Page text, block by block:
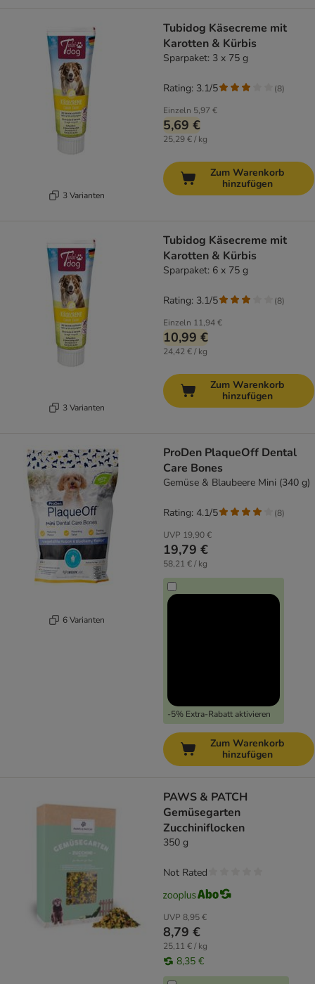
3 Varianten
Tubidog Käsecreme mit
Karotten & Kürbis
Sparpaket: 3 x 75 g
Einzeln 5,97 €
5,69 €
25,29 € / kg
Rating: 3.1/5 (8)
Zum Warenkorb
hinzufügen
3 Varianten
Tubidog Käsecreme mit
Karotten & Kürbis
Sparpaket: 6 x 75 g
Einzeln 11,94 €
10,99 €
24,42 € / kg
Rating: 3.1/5 (8)
Zum Warenkorb
hinzufügen
6 Varianten
ProDen PlaqueOff Dental
Care Bones
Gemüse & Blaubeere Mini (340 g)
UVP 19,90 €
19,79 €
58,21 € / kg
-5% Extra-Rabatt aktivieren
Rating: 4.1/5 (8)
Zum Warenkorb
hinzufügen
PAWS & PATCH
Gemüsegarten
Zucchiniflocken
350 g
UVP 8,95 €
8,79 €
25,11 € / kg
8,35 €
Not Rated